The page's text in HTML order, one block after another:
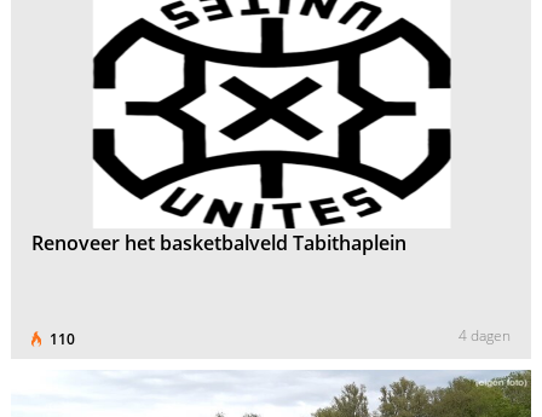
Renoveer het basketbalveld Tabithaplein
110 4 dagen